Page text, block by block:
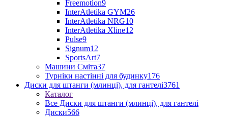
Freemotion9
InterAtletika GYM26
InterAtletika NRG10
InterAtletika Xline12
Pulse9
Signum12
SportsArt7
Машини Сміта37
Турніки настінні для будинку176
Диски для штанги (млинці), для гантелі3761
Каталог
Все Диски для штанги (млинці), для гантелі
Диски566